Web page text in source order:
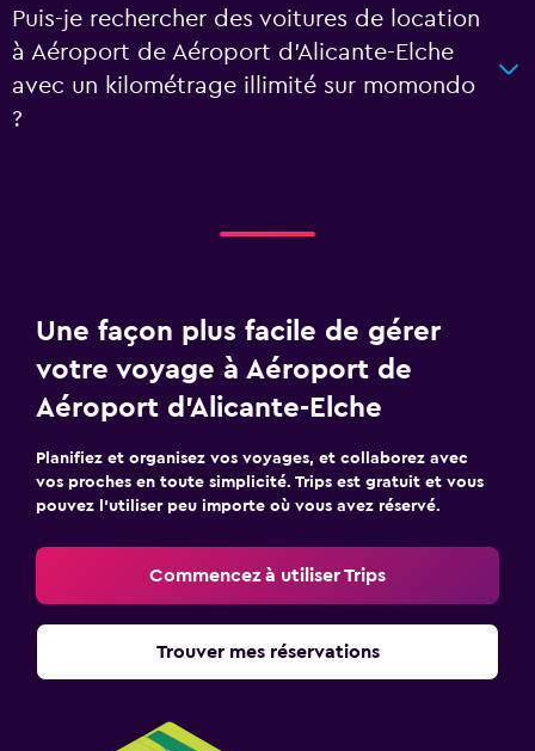
Puis-je rechercher des voitures de location
à Aéroport de Aéroport d'Alicante-Elche
avec un kilométrage illimité sur momondo
?
Une façon plus facile de gérer
votre voyage à Aéroport de
Aéroport d'Alicante-Elche
Planifiez et organisez vos voyages, et collaborez avec
vos proches en toute simplicité. Trips est gratuit et vous
pouvez l’utiliser peu importe où vous avez réservé.
Commencez à utiliser Trips
Trouver mes réservations